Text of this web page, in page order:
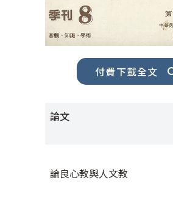
付費下載全文
論文
論良心教與人文教